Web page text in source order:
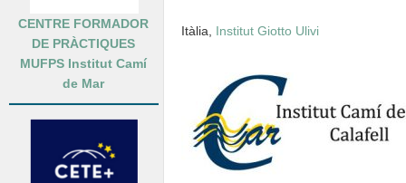
CENTRE FORMADOR
DE PRÀCTIQUES
MUFPS Institut Camí
de Mar
Itàlia, Institut Giotto Ulivi